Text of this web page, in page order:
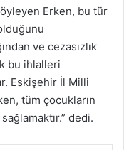
Erken, bu tür
ve cezasızlık
bu ihlalleri
Eskişehir İl Milli
tüm çocukların
dedi.